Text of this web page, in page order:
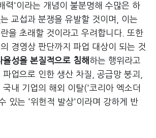
력'이라는 개념이 불분명해 수많은 하
교섭과 분쟁을 유발할 것이며, 이는
을 초래할 것이라고 우려합니다. 또한
경영상 판단까지 파업 대상이 되는 것
율성을 본질적으로 침해 하는 행위라고
업으로 인한 생산 차질, 공급망 붕괴,
내 기업의 해외 이탈('코리아 엑소더
있는 '위헌적 발상'이라며 강하게 반